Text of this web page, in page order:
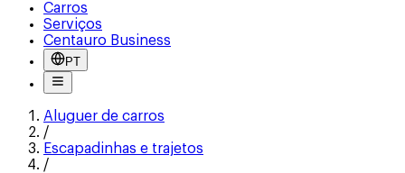
Carros
Serviços
Centauro Business
PT
Aluguer de carros
/
Escapadinhas e trajetos
/